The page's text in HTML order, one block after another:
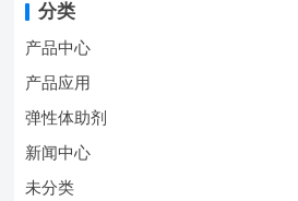
分类
产品中心
产品应用
弹性体助剂
新闻中心
未分类